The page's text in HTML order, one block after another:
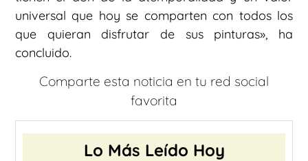
universal que hoy se comparten con todos los
que quieran disfrutar de sus pinturas», ha
concluido.
Comparte esta noticia en tu red social
favorita
Lo Más Leído Hoy